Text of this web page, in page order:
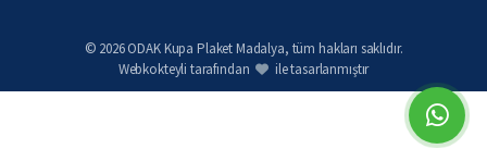
© 2026 ODAK Kupa Plaket Madalya, tüm hakları saklıdır.
Webkokteyli tarafından
ile tasarlanmıştır